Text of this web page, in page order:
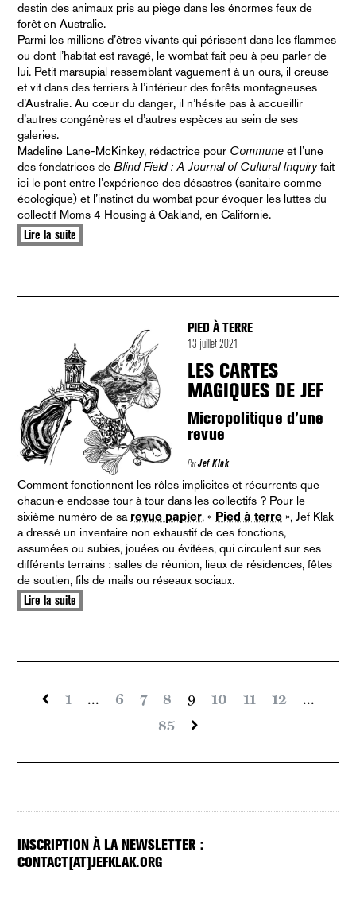
destin des animaux pris au piège dans les énormes feux de
forêt en Australie.
Parmi les millions d’êtres vivants qui périssent dans les flammes
ou dont l’habitat est ravagé, le wombat fait peu à peu parler de
lui. Petit marsupial ressemblant vaguement à un ours, il creuse
et vit dans des terriers à l’intérieur des forêts montagneuses
d’Australie. Au cœur du danger, il n’hésite pas à accueillir
d’autres congénères et d’autres espèces au sein de ses
galeries.
Madeline Lane-McKinkey, rédactrice pour Commune et l’une
des fondatrices de Blind Field : A Journal of Cultural Inquiryfait
ici le pont entre l’expérience des désastres (sanitaire comme
écologique) et l’instinct du wombat pour évoquer les luttes du
collectif Moms 4 Housing à Oakland, en Californie.
Lire la suite
PIED À TERRE
13 juillet 2021
LES CARTES
MAGIQUES DE JEF
Micropolitique d’une
revue
ParJef Klak
Comment fonctionnent les rôles implicites et récurrents que
chacun·e endosse tour à tour dans les collectifs ? Pour le
sixième numéro de sa revue papier, « Pied à terre », Jef Klak
a dressé un inventaire non exhaustif de ces fonctions,
assumées ou subies, jouées ou évitées, qui circulent sur ses
différents terrains : salles de réunion, lieux de résidences, fêtes
de soutien, fils de mails ou réseaux sociaux.
Lire la suite
1 ... 6 7 8 9 10 11 12
...
85
INSCRIPTION À LA NEWSLETTER :
CONTACT[AT]JEFKLAK.ORG